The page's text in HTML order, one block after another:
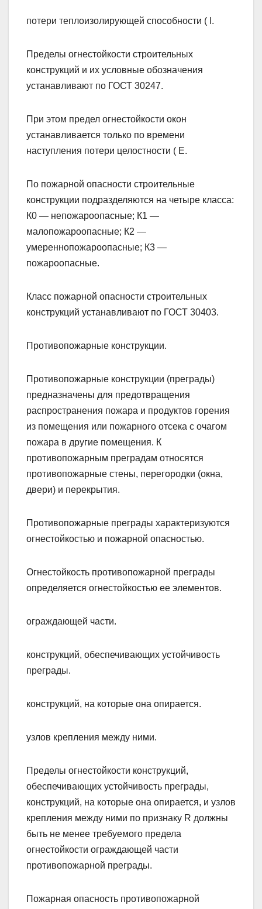
потери теплоизолирующей способности ( I.
Пределы огнестойкости строительных
конструкций и их условные обозначения
устанавливают по ГОСТ 30247.
При этом предел огнестойкости окон
устанавливается только по времени
наступления потери целостности ( Е.
По пожарной опасности строительные
конструкции подразделяются на четыре класса:
К0 — непожароопасные; К1 —
малопожароопасные; К2 —
умереннопожароопасные; К3 —
пожароопасные.
Класс пожарной опасности строительных
конструкций устанавливают по ГОСТ 30403.
Противопожарные конструкции.
Противопожарные конструкции (преграды)
предназначены для предотвращения
распространения пожара и продуктов горения
из помещения или пожарного отсека с очагом
пожара в другие помещения. К
противопожарным преградам относятся
противопожарные стены, перегородки (окна,
двери) и перекрытия.
Противопожарные преграды характеризуются
огнестойкостью и пожарной опасностью.
Огнестойкость противопожарной преграды
определяется огнестойкостью ее элементов.
ограждающей части.
конструкций, обеспечивающих устойчивость
преграды.
конструкций, на которые она опирается.
узлов крепления между ними.
Пределы огнестойкости конструкций,
обеспечивающих устойчивость преграды,
конструкций, на которые она опирается, и узлов
крепления между ними по признаку R должны
быть не менее требуемого предела
огнестойкости ограждающей части
противопожарной преграды.
Пожарная опасность противопожарной